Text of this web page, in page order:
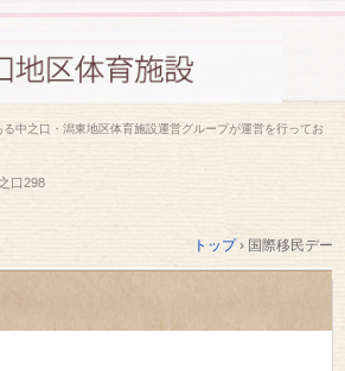
中之口・潟東地区体育施設運営グループが運営を行ってお
口298
トップ › 国際移民デー